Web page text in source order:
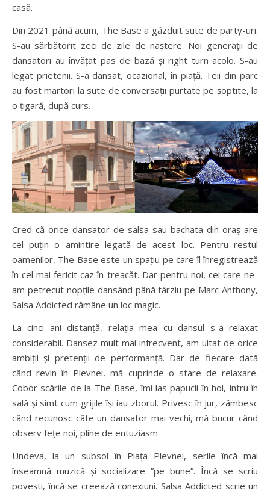
casă.
Din 2021 până acum, The Base a găzduit sute de party-uri.
S-au sărbătorit zeci de zile de naștere. Noi generații de
dansatori au învățat pas de bază și right turn acolo. S-au
legat prietenii. S-a dansat, ocazional, în piață. Teii din parc
au fost martori la sute de conversații purtate pe șoptite, la
o țigară, după curs.
Cred că orice dansator de salsa sau bachata din oraș are
cel puțin o amintire legată de acest loc. Pentru restul
oamenilor, The Base este un spațiu pe care îl înregistrează
în cel mai fericit caz în treacăt. Dar pentru noi, cei care ne-
am petrecut nopțile dansând până târziu pe Marc Anthony,
Salsa Addicted rămâne un loc magic.
La cinci ani distanță, relația mea cu dansul s-a relaxat
considerabil. Dansez mult mai infrecvent, am uitat de orice
ambiții și pretenții de performanță. Dar de fiecare dată
când revin în Plevnei, mă cuprinde o stare de relaxare.
Cobor scările de la The Base, îmi las papucii în hol, intru în
sală și simt cum grijile își iau zborul. Privesc în jur, zâmbesc
când recunosc câte un dansator mai vechi, mă bucur când
observ fețe noi, pline de entuziasm.
Undeva, la un subsol în Piața Plevnei, serile încă mai
înseamnă muzică și socializare ”pe bune”. Încă se scriu
povești, încă se creează conexiuni. Salsa Addicted scrie un